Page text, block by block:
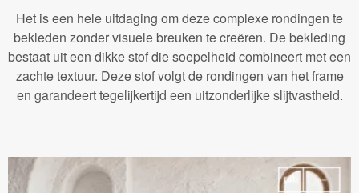
Het is een hele uitdaging om deze complexe rondingen te
bekleden zonder visuele breuken te creëren. De bekleding
bestaat uit een dikke stof die soepelheid combineert met een
zachte textuur. Deze stof volgt de rondingen van het frame
en garandeert tegelijkertijd een uitzonderlijke slijtvastheid.